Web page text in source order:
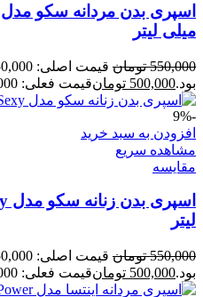
میلی لیتر
550,000 تومان
بود.500,000 تومانقیمت فعلی: 500,000 تومان.
-9%
افزودن به سبد خرید
مشاهده سریع
مقایسه
لیتر
550,000 تومان
بود.500,000 تومانقیمت فعلی: 500,000 تومان.